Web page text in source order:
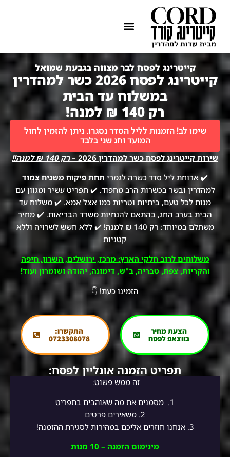
קייטרינג לפסח לבר מצווה בגבעת שמואל
קייטרינג לפסח 2026 כשר למהדרין
במשלוח עד הבית
רק 140 ₪ למנה!
שימו לב! הזמנות לליל הסדר נסגרו. ניתן להזמין לחול
המועד וחג שני בלבד
שירות קייטרינג לפסח כשר למהדרין 2026 –
רק 140 ₪ למנה!!
✔️ ארוחת ליל סדר כשרה לגמרי תחת פיקוח משגיח צמוד
למהדרין ובשר בכשרות הרב מחפוד. ✔️ תפריט עשיר ומגוון עם
מנות לכל טעם, ביתיות וטריות כמו אצל אמא. ✔️ משלוח עד
הבית בערב החג, בהתאם להנחיות משרד הבריאות. ✔️ מחיר
משתלם במיוחד: רק 140 ₪ למנה! ✔️ ללא חשש לשרויה וללא
קטניות
משלוחים לרוב חלקי הארץ: מרכז, ירושלים, השרון, חיפה
והקריות, צפת, טבריה, ב"ש, דימונה, יהודה ושומרון ועוד!
הזמינו כעת! 👇
הצעת מחיר
בווצאפ לפסח
התקשרו:
0723308078
תפריט הזמנה אונליין לפסח:
זה ממש פשוט:
1.
מסמנים את מה שאוהבים בתפריט
2. משאירים פרטים
3. אנחנו חוזרים אליכם במהירות לסגירת ההזמנה!
מינימום הזמנה – 10 מנות